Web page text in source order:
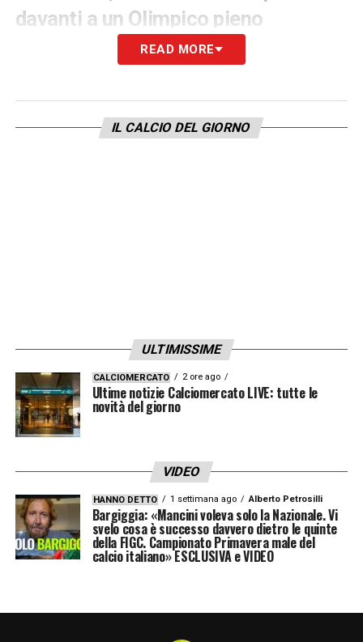
davanti a un Olimpico pieno
sogna l’ottavaCoppa Italia
giudizio sulla stagione.Maurizio Sarri,
allenatore biancoceleste, ritrova Nuno
compatto dopo la contestazione in
campionato.Sarrilo ha ricordato
chiaramente: «E’ stato umiliante sabato
ascoltare solo i tifosi dell’Inter». Questa sera
tifosi nerazzurriattesi da Milano.
LA PLAYLIST DELLE NOSTRE TOP NEWS
READ MORE
IL CALCIO DEL GIORNO
ULTIMISSIME
CALCIOMERCATO 2 ore ago
Ultime notizie Calciomercato LIVE: tutte le
novità del giorno
VIDEO
HANNO DETTO 1 settimana ago Alberto Petrosilli
Bargiggia: «Mancini voleva solo la Nazionale. Vi
svelo cosa è successo davvero dietro le quinte
della FIGC. Campionato Primavera male del
calcio italiano» ESCLUSIVA e VIDEO